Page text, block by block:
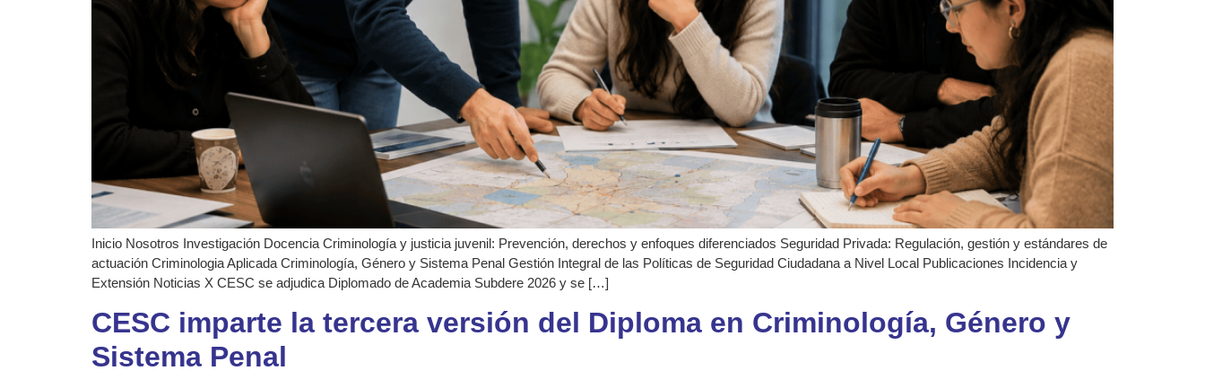
Inicio Nosotros Investigación Docencia Criminología y justicia juvenil: Prevención, derechos y enfoques diferenciados Seguridad Privada: Regulación, gestión y estándares de
actuación Criminologia Aplicada Criminología, Género y Sistema Penal Gestión Integral de las Políticas de Seguridad Ciudadana a Nivel Local Publicaciones Incidencia y
Extensión Noticias X CESC se adjudica Diplomado de Academia Subdere 2026 y se […]
CESC imparte la tercera versión del Diploma en Criminología, Género y
Sistema Penal